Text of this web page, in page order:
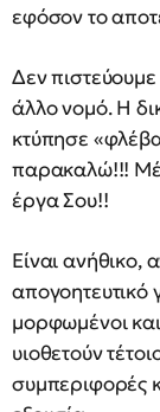
εφόσον το
Δεν
άλλο νομό. Η
κτύπησε
παρακαλώ!!!
έργα Σου!!
Είναι ανήθικο,
μορφωμένοι
υιοθετούν
συμπεριφορές